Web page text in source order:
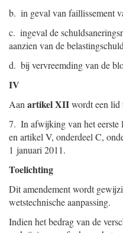
b. in geval van faillissement
c. ingeval de
aanzien van de
d. bij vervreemding van de
IV
Aan artikel XIIwordt een lid
7. In afwijking van het eerste
en artikel V, onderdeel C,
1 januari 2011.
Toelichting
Dit amendement wordt
wetstechnische aanpassing.
Indien het bedrag van de